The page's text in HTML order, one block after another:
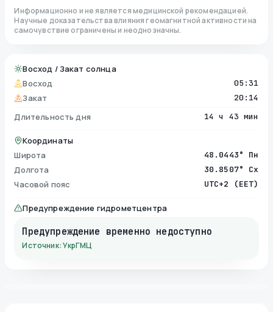
Информационно и не является медицинской рекомендацией.
Научные доказательства влияния геомагнитной активности на
самочувствие ограничены и неоднозначны.
Восход / Закат солнца
Восход
05:31
Закат 20:14
Длительность дня 14 ч 43 мин
Координаты
Широта
48.0443° Пн
Долгота 30.8507° Сх
Часовой пояс UTC+2 (EET)
Предупреждение гидрометцентра
Предупреждение временно недоступно
Источник: УкрГМЦ